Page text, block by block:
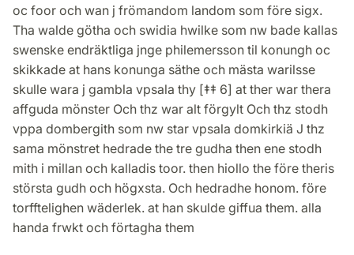
oc foor och wan j frömandom landom som före sigx.
Tha walde götha och swidia hwilke som nw bade kallas
swenske endräktliga jnge philemersson til konungh oc
skikkade at hans konunga säthe och mästa warilsse
skulle wara j gambla vpsala thy [‡‡ 6] at ther war thera
affguda mönster Och thz war alt förgylt Och thz stodh
vppa dombergith som nw star vpsala domkirkiä J thz
sama mönstret hedrade the tre gudha then ene stodh
mith i millan och kalladis toor. then hiollo the före theris
största gudh och högxsta. Och hedradhe honom. före
torfftelighen wäderlek. at han skulde giffua them. alla
handa frwkt och förtagha them